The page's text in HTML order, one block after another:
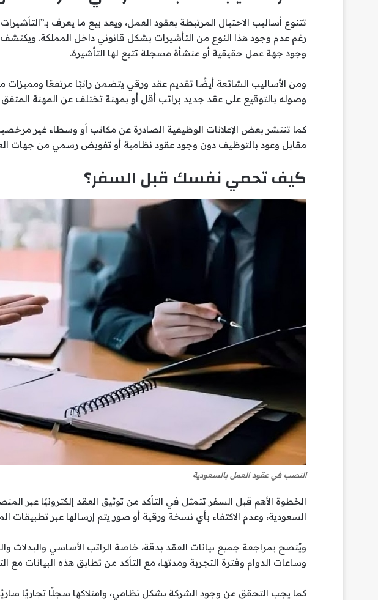
تتنوع أساليب الاحتيال المرتبطة بعقود العمل، ويعد بيع ما يعرف
رغم عدم وجود هذا النوع من التأشيرات بشكل قانوني داخل المملكة.
وجود جهة عمل حقيقية أو منشأة مسجلة تتبع لها التأشيرة.
ومن الأساليب الشائعة أيضًا تقديم عقد ورقي يتضمن راتبًا مرتفعًا ومميزات
وصوله بالتوقيع على عقد جديد براتب أقل أو بمهنة تختلف عن المهنة المتفق
كما تنتشر بعض الإعلانات الوظيفية الصادرة عن مكاتب أو وسطاء غير
مقابل وعود بالتوظيف دون وجود عقود نظامية أو تفويض رسمي من جهات
كيف تحمي نفسك قبل السفر؟
النصب في عقود العمل بالسعودية
الخطوة الأهم قبل السفر تتمثل في التأكد من توثيق العقد إلكترونيًا عبر
السعودية، وعدم الاكتفاء بأي نسخة ورقية أو صور يتم إرسالها عبر تطبيقات
ويُنصح بمراجعة جميع بيانات العقد بدقة، خاصة الراتب الأساسي والبدلات
وساعات الدوام وفترة التجربة ومدتها، مع التأكد من تطابق هذه البيانات مع
كما يجب التحقق من وجود الشركة بشكل نظامي، وامتلاكها سجلًا تجاريًا